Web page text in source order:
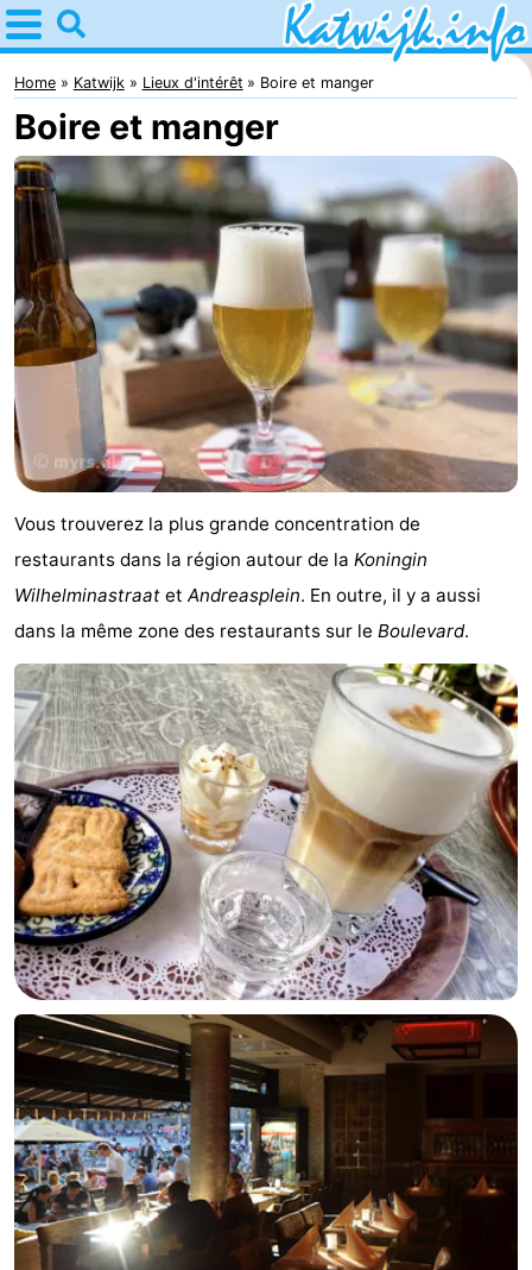
Home
Katwijk
Astuces
Avec
les
enfants
Passer
la
nuit
Appartements
Campings
Chaumières
-
Noordduinen
Duinrell
Hôtels
minutes
Plages
Voir
et
faire
Lieux
d'intérêt
-
Musées
-
Monuments
-
Points
de
vue
Attractions
-
Croisières
-
Terrains
de
jeux
-
Aires
-
Experiences
Centres
Home Katwijk Lieux d'intérêt Boire et manger
Boire et manger
Vous trouverez la plus grande concentration de
restaurants dans la région autour de la Koningin
Wilhelminastraat et Andreasplein. En outre, il y a aussi
dans la même zone des restaurants sur le Boulevard.